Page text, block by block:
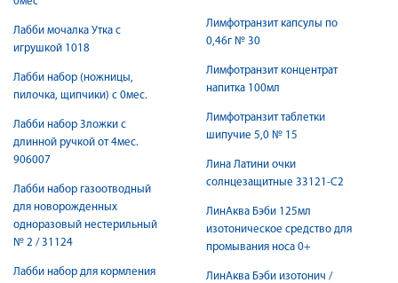
Лабби мочалка Утка с
игрушкой 1018
Лабби набор (ножницы,
пилочка, щипчики) с 0мес.
Лабби набор 3ложки с
длинной ручкой от 4мес.
906007
Лабби набор газоотводный
для новорожденных
одноразовый нестерильный
№ 2 / 31124
Лабби набор для кормления
Лимфотранзит капсулы по
0,46г № 30
Лимфотранзит концентрат
напитка 100мл
Лимфотранзит таблетки
шипучие 5,0 № 15
Лина Латини очки
солнцезащитные 33121-C2
ЛинАква Бэби 125мл
изотоническое средство для
промывания носа 0+
ЛинАква Бэби изотонич /